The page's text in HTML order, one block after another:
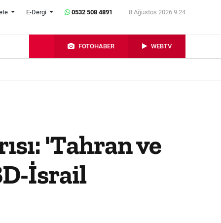
E-Dergi 0532 508 4891 8 Ağustos 2026 9:24
FOTOHABER WEBTV
'Tahran ve
İsrail